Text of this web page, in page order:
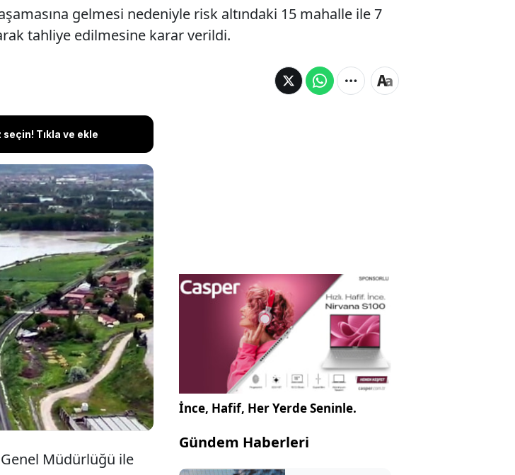
gelmesi nedeniyle risk altındaki 15 mahalle ile 7
tahliye edilmesine karar verildi.
seçin! Tıkla ve ekle
dolma aşamasına
mahalle ile 7 köyün yarın
olarak tahliye edilmesine
Müdürlüğü ile
İnce, Hafif, Her Yerde Seninle.
Gündem Haberleri